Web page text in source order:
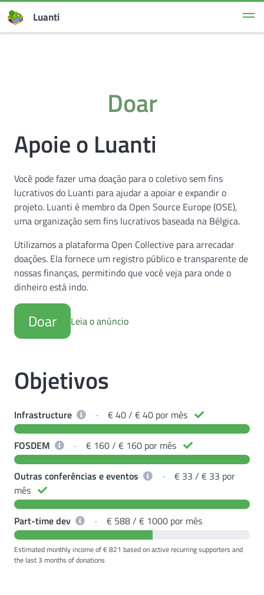
Luanti
Doar
Apoie o Luanti
Você pode fazer uma doação para o coletivo sem fins
lucrativos do Luanti para ajudar a apoiar e expandir o
projeto. Luanti é membro da Open Source Europe (OSE),
uma organização sem fins lucrativos baseada na Bélgica.
Utilizamos a plataforma Open Collective para arrecadar
doações. Ela fornece um registro público e transparente de
nossas finanças, permitindo que você veja para onde o
dinheiro está indo.
Doar Leia o anúncio
Objetivos
Infrastructure ‐ € 40 / € 40 por mês
FOSDEM ‐ € 160 / € 160 por mês
Outras conferências e eventos ‐
€ 33 / € 33 por
mês
Part-time dev ‐ € 588 / € 1000 por mês
Estimated monthly income of € 821 based on active recurring supporters and
the last 3 months of donations